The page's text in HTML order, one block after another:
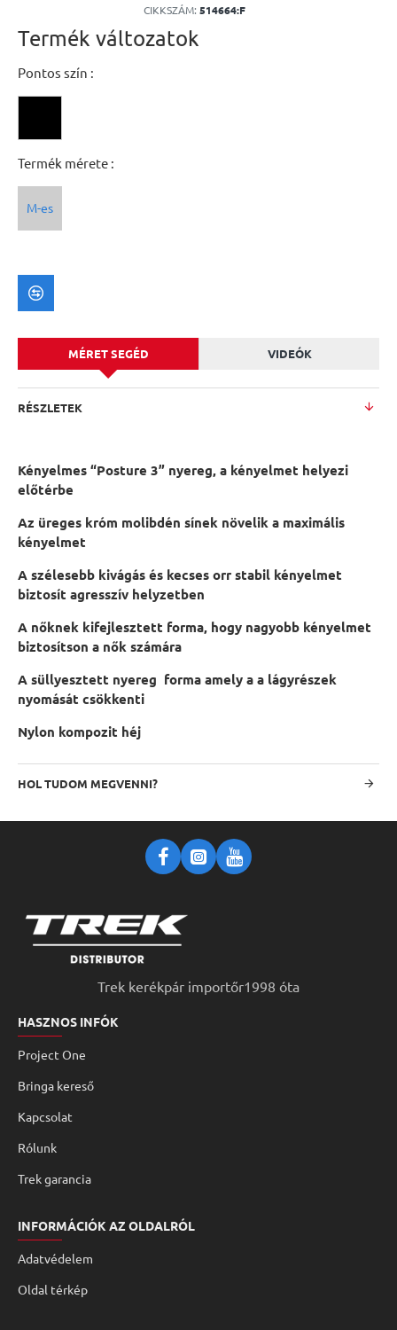
CIKKSZÁM: 514664:F
Termék változatok
Pontos szín :
Termék mérete :
M-es
MÉRET SEGÉD VIDEÓK
RÉSZLETEK
Kényelmes “Posture 3” nyereg, a kényelmet helyezi
előtérbe
Az üreges króm molibdén sínek növelik a maximális
kényelmet
A szélesebb kivágás és kecses orr stabil kényelmet
biztosít agresszív helyzetben
A nőknek kifejlesztett forma, hogy nagyobb kényelmet
biztosítson a nők számára
A süllyesztett nyereg forma amely a a lágyrészek
nyomását csökkenti
Nylon kompozit héj
HOL TUDOM MEGVENNI?
Trek kerékpár importőr1998 óta
HASZNOS INFÓK
Project One
Bringa kereső
Kapcsolat
Rólunk
Trek garancia
INFORMÁCIÓK AZ OLDALRÓL
Adatvédelem
Oldal térkép